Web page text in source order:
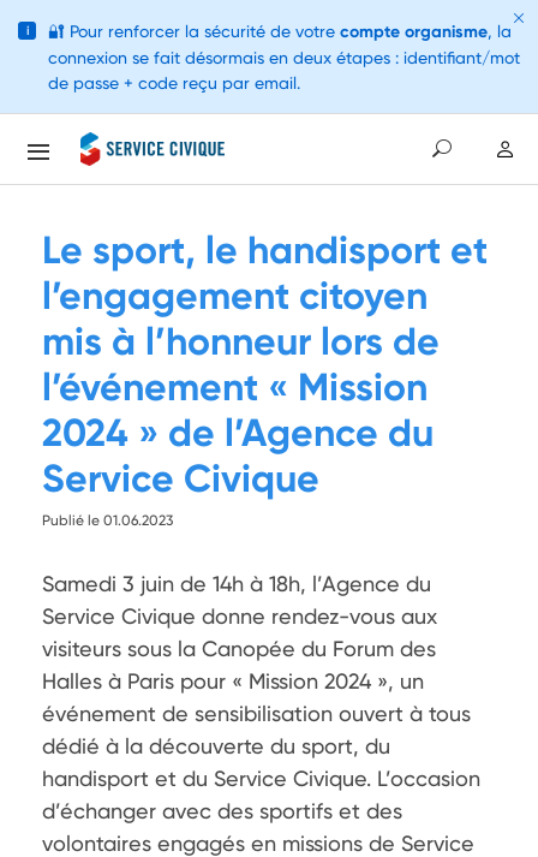
Le sport, le handisport et
l’engagement citoyen
mis à l’honneur lors de
l’événement « Mission
2024 » de l’Agence du
Service Civique
Publié le 01.06.2023
Samedi 3 juin de 14h à 18h, l’Agence du
Service Civique donne rendez-vous aux
visiteurs sous la Canopée du Forum des
Halles à Paris pour « Mission 2024 », un
événement de sensibilisation ouvert à tous
dédié à la découverte du sport, du
handisport et du Service Civique. L’occasion
d’échanger avec des sportifs et des
volontaires engagés en missions de Service
i 🔐 Pour renforcer la sécurité de votre compte organisme, la
connexion se fait désormais en deux étapes : identifiant/mot
de passe + code reçu par email.